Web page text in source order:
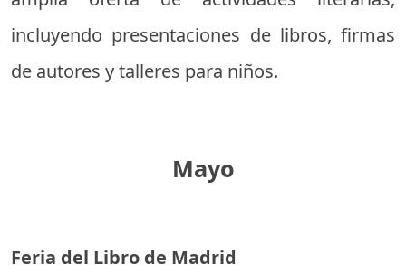
incluyendo presentaciones de libros, firmas
de autores y talleres para niños.
Mayo
Feria del Libro de Madrid